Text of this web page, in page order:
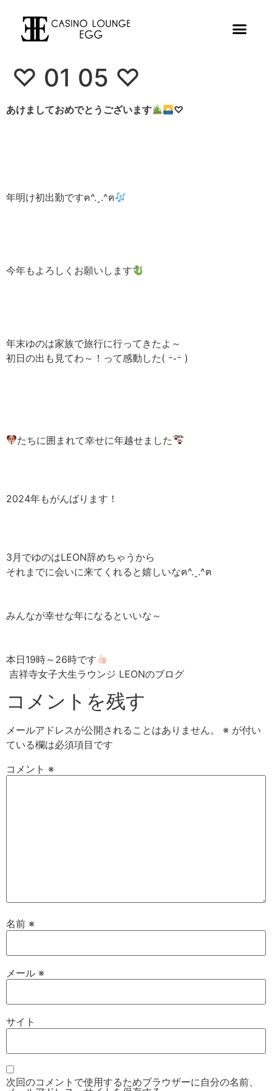
♡ 01 05 ♡
あけましておめでとうございます ♡
年明け初出勤ですฅ^.ˬ.^ฅ
今年もよろしくお願いします
年末ゆのは家族で旅行に行ってきたよ～
初日の出も見てわ～！って感動した( ｰ̀֊ｰ́ )
たちに囲まれて幸せに年越せました
2024年もがんばります！
3月でゆのはLEON辞めちゃうから
それまでに会いに来てくれると嬉しいなฅ^.ˬ.^ฅ
みんなが幸せな年になるといいな～
本日19時～26時です
吉祥寺女子大生ラウンジ LEONのブログ
コメントを残す
メールアドレスが公開されることはありません。 ※ が付い
ている欄は必須項目です
コメント ※
名前 ※
メール ※
サイト
次回のコメントで使用するためブラウザーに自分の名前、